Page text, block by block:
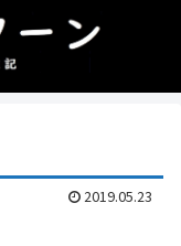
2019.05.23